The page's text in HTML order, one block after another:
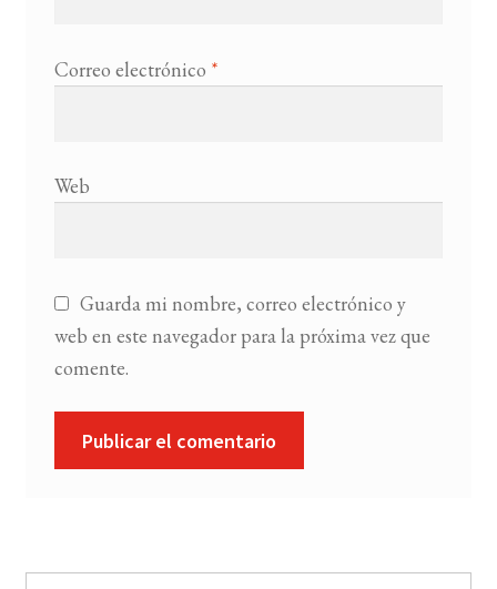
Correo electrónico *
Web
Guarda mi nombre, correo electrónico y
web en este navegador para la próxima vez que
comente.